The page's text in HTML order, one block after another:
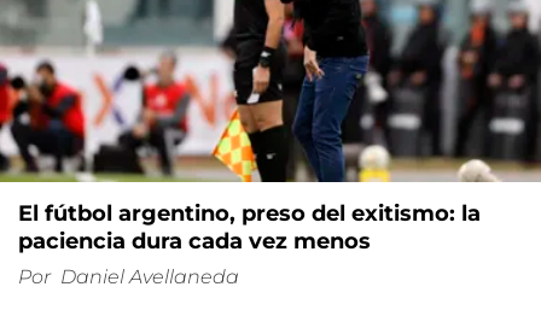
El fútbol argentino, preso del exitismo: la
paciencia dura cada vez menos
Por Daniel Avellaneda